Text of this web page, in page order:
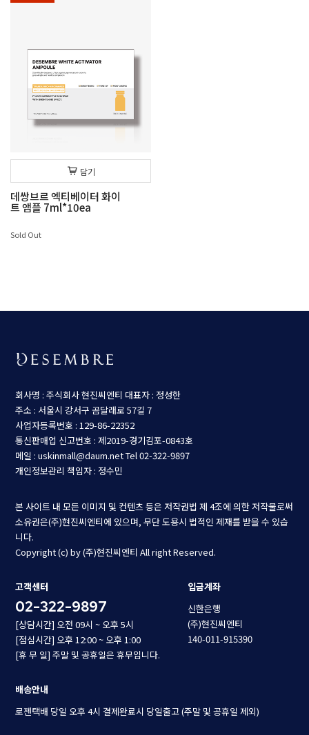
담기
데쌍브르 엑티베이터 화이
트 앰플 7ml*10ea
Sold Out
회사명 : 주식회사 현진씨엔티 대표자 : 정성한
주소 : 서울시 강서구 곰달래로 57길 7
사업자등록번호 : 129-86-22352
통신판매업 신고번호 : 제2019-경기김포-0843호
메일 : uskinmall@daum.netTel 02-322-9897
개인정보관리 책임자 : 정수민
본 사이트 내 모든 이미지 및 컨텐츠 등은 저작권법 제 4조에 의한 저작물로써
소유권은(주)현진씨엔티에 있으며, 무단 도용시 법적인 제재를 받을 수 있습
니다.
Copyright (c) by (주)현진씨엔티 All right Reserved.
고객센터
02-322-9897
[상담시간] 오전 09시 ~ 오후 5시
[점심시간] 오후 12:00 ~ 오후 1:00
[휴 무 일] 주말 및 공휴일은 휴무입니다.
입금계좌
신한은행
(주)현진씨엔티
140-011-915390
배송안내
로젠택배 당일 오후 4시 결제완료시 당일출고 (주말 및 공휴일 제외)